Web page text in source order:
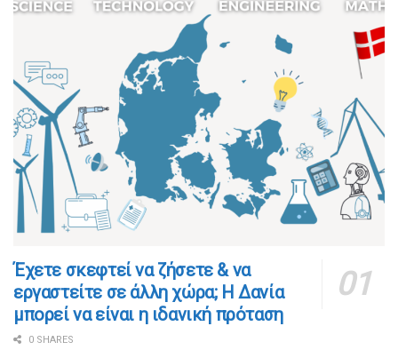
​​Έχετε σκεφτεί να ζήσετε & να
εργαστείτε σε άλλη χώρα; Η Δανία
μπορεί να είναι η ιδανική πρόταση
0 SHARES